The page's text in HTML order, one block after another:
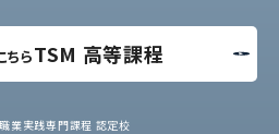
ちらTSM 高等課程
職業実践専門課程 認定校